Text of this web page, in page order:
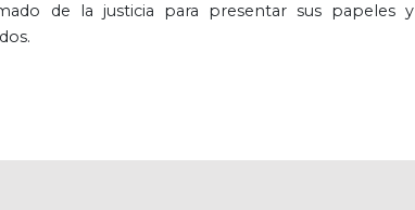
de la justicia para presentar sus papeles y